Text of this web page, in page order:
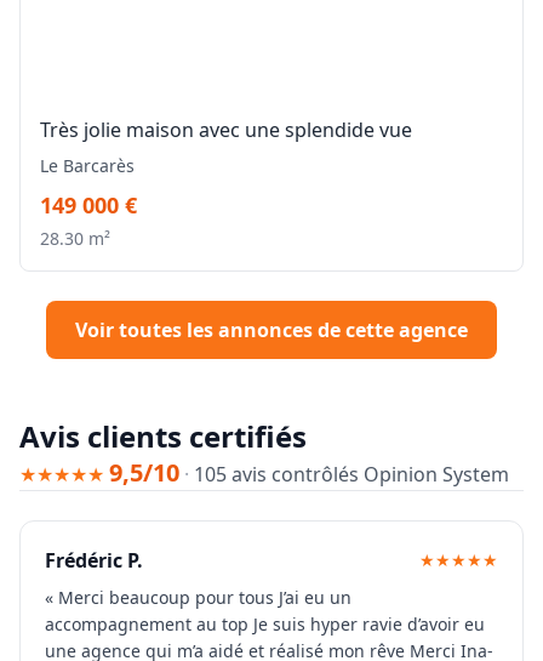
Très jolie maison avec une splendide vue
Le Barcarès
149 000 €
28.30 m²
Voir toutes les annonces de cette agence
Avis clients certifiés
★★★★★ 9,5/10 · 105 avis contrôlés Opinion System
Frédéric P.
★★★★★
« Merci beaucoup pour tous J’ai eu un
accompagnement au top Je suis hyper ravie d’avoir eu
une agence qui m’a aidé et réalisé mon rêve Merci Ina-